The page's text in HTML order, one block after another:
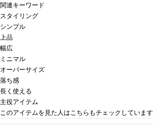
関連キーワード
スタイリング
シンプル
上品
幅広
ミニマル
オーバーサイズ
落ち感
長く使える
主役アイテム
このアイテムを見た人はこちらもチェックしています